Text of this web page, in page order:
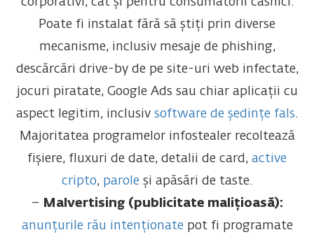
Poate fi instalat fără să știți prin diverse
mecanisme, inclusiv mesaje de phishing,
descărcări drive-by de pe site-uri web infectate,
jocuri piratate, Google Ads sau chiar aplicații cu
aspect legitim, inclusiv software de ședințe fals.
Majoritatea programelor infostealer recoltează
fișiere, fluxuri de date, detalii de card, active
cripto, parole și apăsări de taste.
–
Malvertising (publicitate malițioasă):
anunțurile rău intenționatepot fi programate